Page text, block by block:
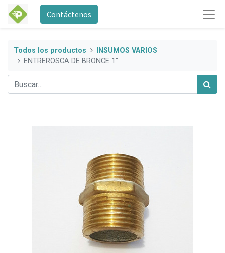
Contáctenos
Todos los productos
INSUMOS VARIOS
ENTREROSCA DE BRONCE 1"